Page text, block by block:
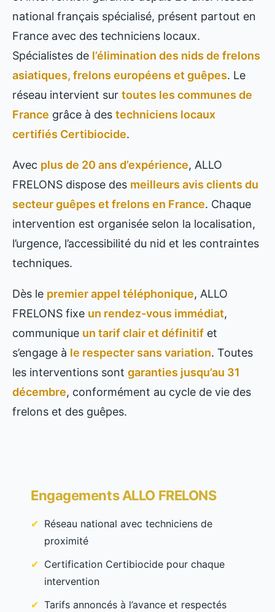
national français spécialisé, présent partout en
France avec des techniciens locaux.
Spécialistes de l’élimination des nids de frelons
asiatiques, frelons européens et guêpes. Le
réseau intervient sur toutes les communes de
France grâce à des techniciens locaux
certifiés Certibiocide.
Avec plus de 20 ans d’expérience, ALLO
FRELONS dispose des meilleurs avis clients du
secteur guêpes et frelons en France. Chaque
intervention est organisée selon la localisation,
l’urgence, l’accessibilité du nid et les contraintes
techniques.
Dès le premier appel téléphonique, ALLO
FRELONS fixe un rendez-vous immédiat,
communique un tarif clair et définitif et
s’engage à le respecter sans variation. Toutes
les interventions sont garanties jusqu’au 31
décembre, conformément au cycle de vie des
frelons et des guêpes.
Engagements ALLO FRELONS
Réseau national avec techniciens de
proximité
Certification Certibiocide pour chaque
intervention
Tarifs annoncés à l’avance et respectés